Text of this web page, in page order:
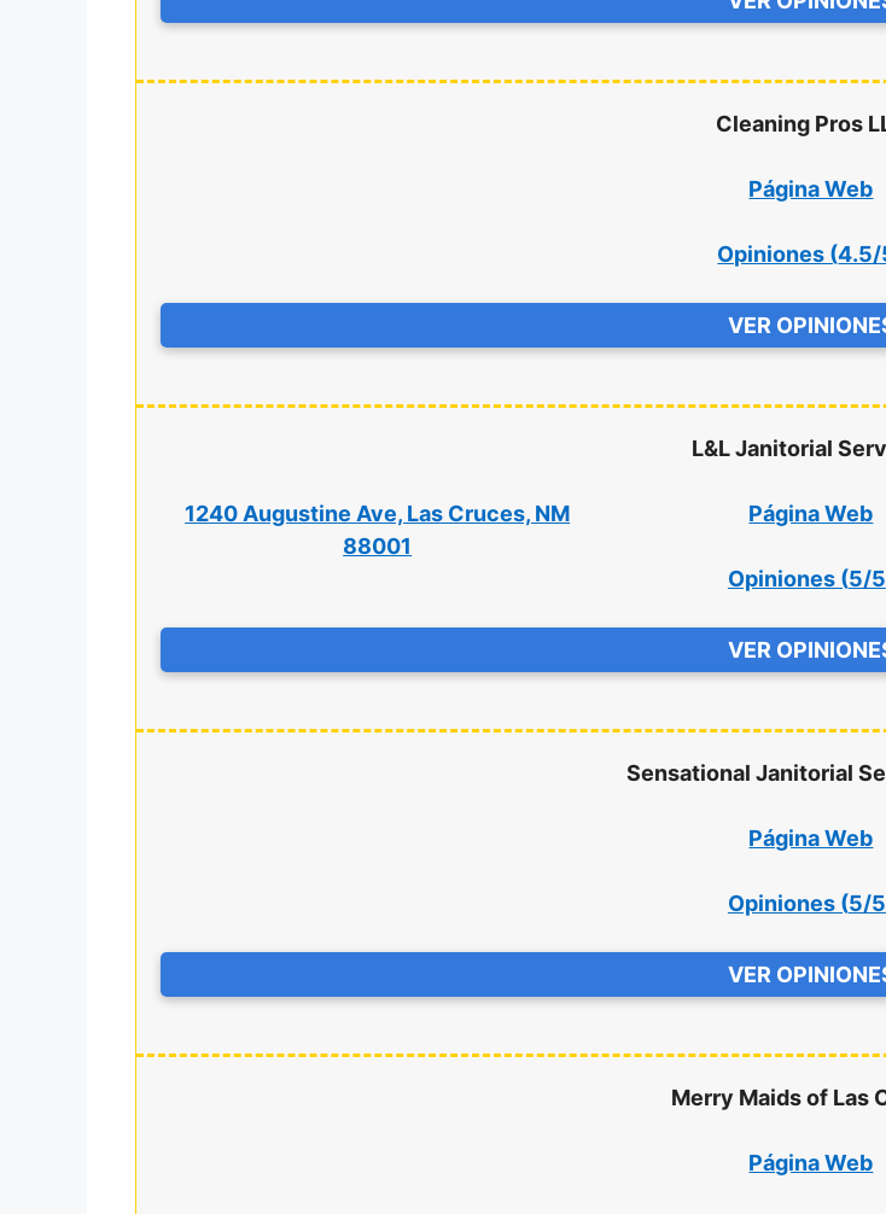
Cleaning Pros
Página Web
Opiniones (4.5/
VER
L&L Janitorial
1240 Augustine Ave, Las Cruces, NM
88001
Página Web
Opiniones (5/5
VER
Sensational Janitorial
Página Web
Opiniones (5/5
VER
Merry Maids of Las
Página Web